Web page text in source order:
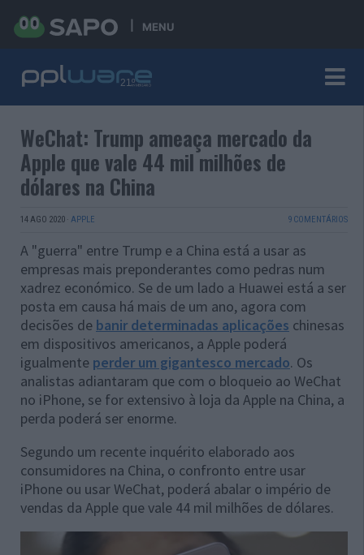
MENU
WeChat: Trump ameaça mercado da
Apple que vale 44 mil milhões de
dólares na China
14 AGO 2020 · APPLE 9 COMENTÁRIOS
A "guerra" entre Trump e a China está a usar as
empresas mais preponderantes como pedras num
xadrez económico. Se de um lado a Huawei está a ser
posta em causa há mais de um ano, agora com
decisões de banir determinadas aplicações chinesas
em dispositivos americanos, a Apple poderá
igualmente perder um gigantesco mercado. Os
analistas adiantaram que com o bloqueio ao WeChat
no iPhone, se for extensivo à loja da Apple na China, a
perda poderá ser enorme.
Segundo um recente inquérito elaborado aos
consumidores na China, o confronto entre usar
iPhone ou usar WeChat, poderá abalar o império de
vendas da Apple que vale 44 mil milhões de dólares.